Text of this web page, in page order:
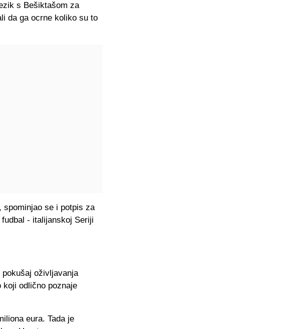
s Bešiktašom za
da ga ocrne koliko su to
spominjao se i potpis za
- italijanskoj Seriji
oživljavanja
koji odlično poznaje
eura. Tada je